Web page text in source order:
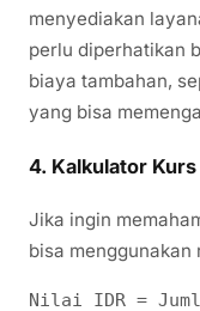
menyediakan
perlu diperhatikan
biaya tambahan,
yang bisa
4. Kalkulator
Jika ingin
bisa menggunakan